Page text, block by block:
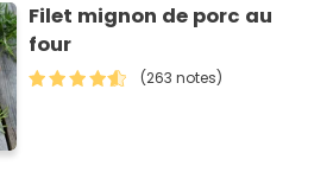
Filet mignon de porc au
four
(263 notes)